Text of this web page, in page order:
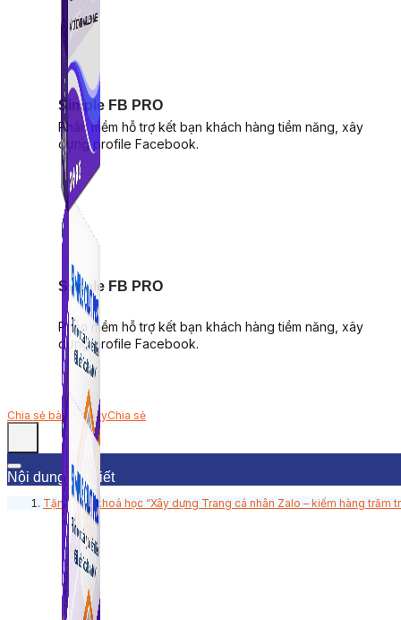
Simple FB PRO
Phần mềm hỗ trợ kết bạn khách hàng tiềm năng, xây
dựng profile Facebook.
Simple FB PRO
Phần mềm hỗ trợ kết bạn khách hàng tiềm năng, xây
dựng profile Facebook.
Chia sẻ bài viết nàyChia sẻ
Nội dung bài viết
Tặng bạn khoá học “Xây dựng Trang cá nhân Zalo – kiếm hàng trăm